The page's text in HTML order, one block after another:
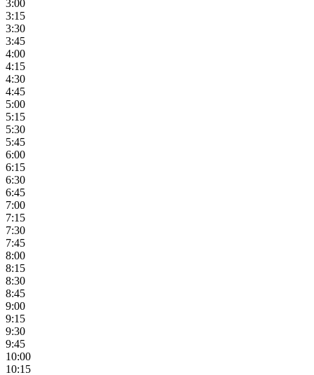
3:00
3:15
3:30
3:45
4:00
4:15
4:30
4:45
5:00
5:15
5:30
5:45
6:00
6:15
6:30
6:45
7:00
7:15
7:30
7:45
8:00
8:15
8:30
8:45
9:00
9:15
9:30
9:45
10:00
10:15